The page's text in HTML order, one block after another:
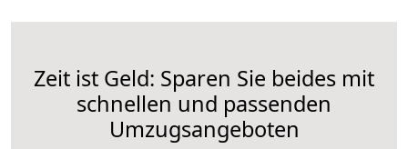
Zeit ist Geld: Sparen Sie beides mit
schnellen und passenden
Umzugsangeboten